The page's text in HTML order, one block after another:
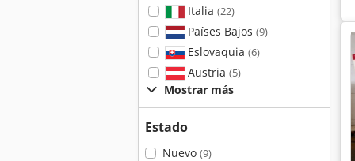
Italia (22)
Países Bajos (9)
Eslovaquia (6)
Austria (5)
Mostrar más
Estado
Nuevo (9)